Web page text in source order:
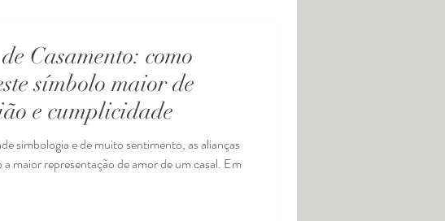
Casamento: como
símbolo maior de
e cumplicidade
simbologia e de muito sentimento, as alianças
a maior representação de amor de um casal. Em